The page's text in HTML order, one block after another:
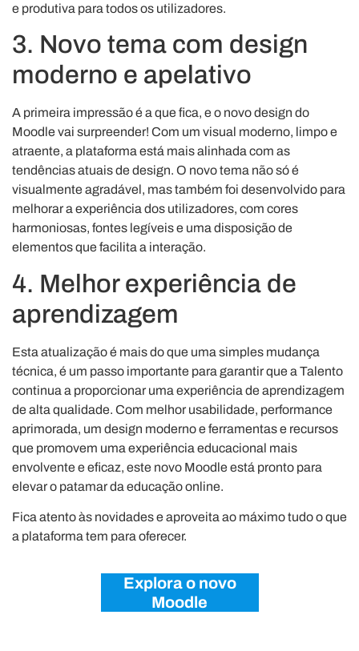
e produtiva para todos os utilizadores.
3. Novo tema com design
moderno e apelativo
A primeira impressão é a que fica, e o novo design do
Moodle vai surpreender! Com um visual moderno, limpo e
atraente, a plataforma está mais alinhada com as
tendências atuais de design. O novo tema não só é
visualmente agradável, mas também foi desenvolvido para
melhorar a experiência dos utilizadores, com cores
harmoniosas, fontes legíveis e uma disposição de
elementos que facilita a interação.
4. Melhor experiência de
aprendizagem
Esta atualização é mais do que uma simples mudança
técnica, é um passo importante para garantir que a Talento
continua a proporcionar uma experiência de aprendizagem
de alta qualidade. Com melhor usabilidade, performance
aprimorada, um design moderno e ferramentas e recursos
que promovem uma experiência educacional mais
envolvente e eficaz, este novo Moodle está pronto para
elevar o patamar da educação online.
Fica atento às novidades e aproveita ao máximo tudo o que
a plataforma tem para oferecer.
Explora o novo
Moodle